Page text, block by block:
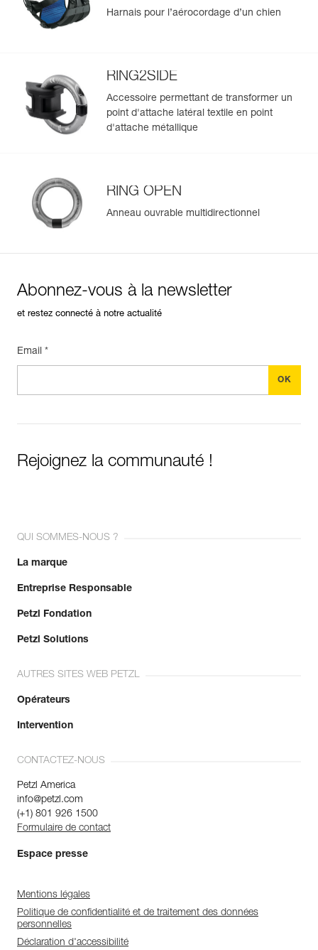
Harnais pour l’aérocordage d’un chien
RING2SIDE
Accessoire permettant de transformer un
point d'attache latéral textile en point
d'attache métallique
RING OPEN
Anneau ouvrable multidirectionnel
Abonnez-vous à la newsletter
et restez connecté à notre actualité
Email *
Rejoignez la communauté !
QUI SOMMES-NOUS ?
La marque
Entreprise Responsable
Petzl Fondation
Petzl Solutions
AUTRES SITES WEB PETZL
Opérateurs
Intervention
CONTACTEZ-NOUS
Petzl America
info@petzl.com
(+1) 801 926 1500
Formulaire de contact
Espace presse
Mentions légales
Politique de confidentialité et de traitement des données
personnelles
Déclaration d'accessibilité